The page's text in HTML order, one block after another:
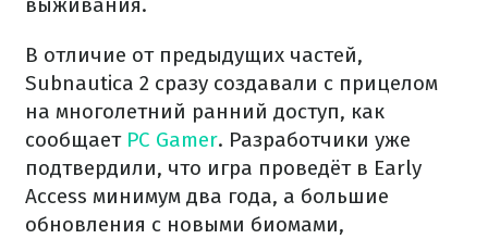
В отличие от предыдущих частей,
Subnautica 2 сразу создавали с прицелом
на многолетний ранний доступ, как
сообщает PC Gamer. Разработчики уже
подтвердили, что игра проведёт в Early
Access минимум два года, а большие
обновления с новыми биомами,